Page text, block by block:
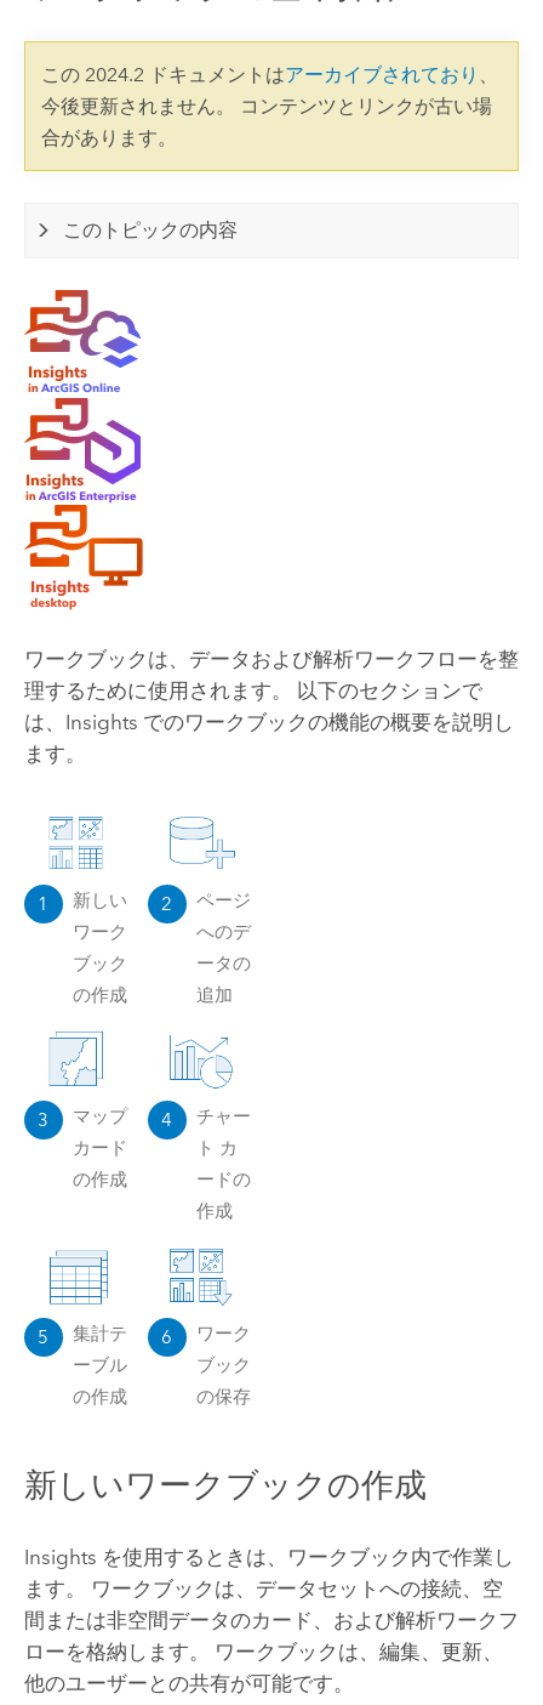
この 2024.2 ドキュメントはアーカイブされており
今後更新されません。 コンテンツとリンクが古い場
合があります。
このトピックの内容
ワークブックは、データおよび解析ワークフローを整
理するために使用されます。 以下のセクションで
は、 Insights でのワークブックの機能の概要を説明し
ます。
1
新しい
ワーク
ブック
の作成
2
ページ
へのデ
ータの
追加
3
マップ
カード
の作成
4
チャー
ト カ
ードの
作成
5
集計テ
ーブル
の作成
6
ワーク
ブック
の保存
新しいワークブックの作成
Insights を使用するときは、ワークブック内で作業し
ます。 ワークブックは、データセットへの接続、空
間または非空間データのカード、および解析ワークフ
ローを格納します。 ワークブックは、編集、更新、
他のユーザーとの共有が可能です。